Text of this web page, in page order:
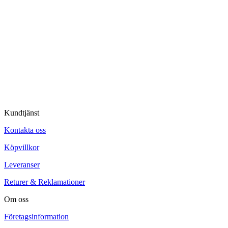
Kundtjänst
Kontakta oss
Köpvillkor
Leveranser
Returer & Reklamationer
Om oss
Företagsinformation